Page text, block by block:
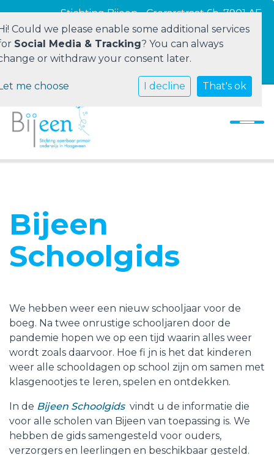
Stichting Bijeen - Crerarstraat 6b, 7901 AE
Hoogeveen
Home
Stichting Bijeen
Onze scholen
Contact
Bijeen
Schoolgids
We hebben weer een nieuw schooljaar voor de
boeg. Na twee onrustige schooljaren door de
pandemie hopen we op een tijd waarin alles weer
wordt zoals daarvoor. Hoe fi jn is het dat kinderen
weer alle schooldagen op school zijn om samen met
klasgenootjes te leren, spelen en ontdekken.
In de Bijeen Schoolgids vindt u de informatie die
voor alle scholen van Bijeen van toepassing is. We
hebben de gids samengesteld voor ouders,
verzorgers en leerlingen en beschikbaar gesteld.
Could we please enable some additional services
Social Media & Tracking? You can always
or withdraw your consent later.
me choose I decline That's ok